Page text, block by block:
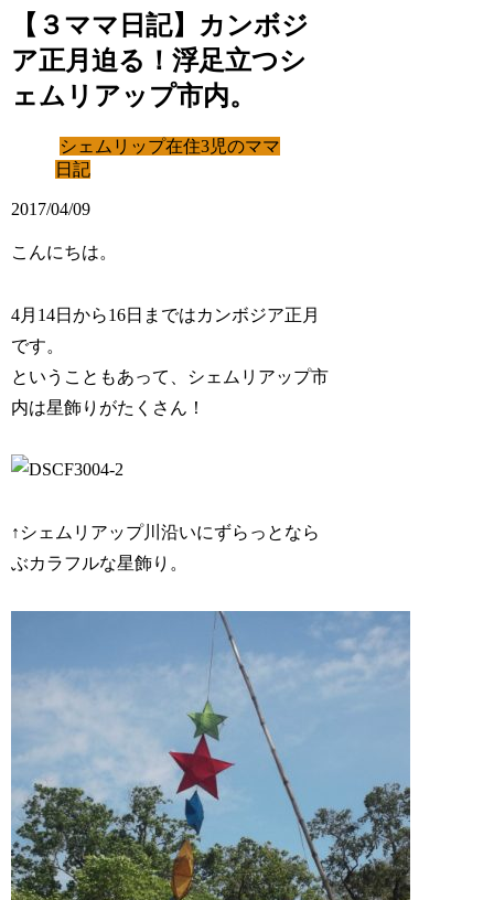
【３ママ日記】カンボジ
ア正月迫る！浮足立つシ
ェムリアップ市内。
シェムリップ在住3児のママ
日記
2017/04/09
こんにちは。
4月14日から16日まではカンボジア正月
です。
ということもあって、シェムリアップ市
内は星飾りがたくさん！
↑シェムリアップ川沿いにずらっとなら
ぶカラフルな星飾り。